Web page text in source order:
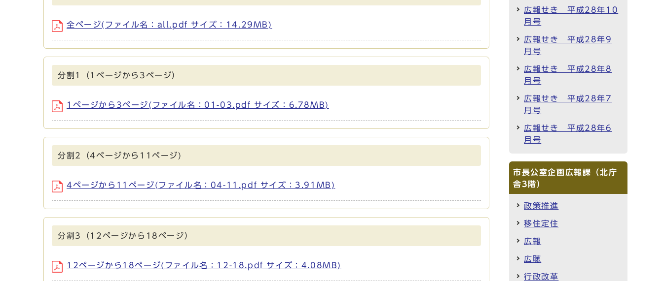
全ページ(ファイル名：all.pdf サイズ：14.29MB)
分割1（1ページから3ページ）
1ページから3ページ(ファイル名：01-03.pdf サイズ：6.78MB)
分割2（4ページから11ページ)
4ページから11ページ(ファイル名：04-11.pdf サイズ：3.91MB)
分割3（12ページから18ページ）
12ページから18ページ(ファイル名：12-18.pdf サイズ：4.08MB)
広報せき 平成28年10
月号
広報せき 平成28年9
月号
広報せき 平成28年8
月号
広報せき 平成28年7
月号
広報せき 平成28年6
月号
市長公室企画広報課（北庁
舎3階）
政策推進
移住定住
広報
広聴
行政改革